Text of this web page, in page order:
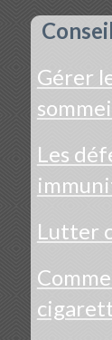
Gérer
Les
Lutter